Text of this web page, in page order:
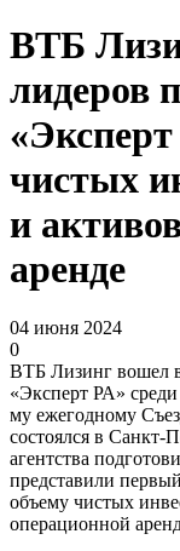
ВТБ
лидеров
чистых
и
аренде
04 июня 2024
0
ВТБ Лизинг вошел
«Эксперт РА»
му ежегодному
состоялся в Санкт-
агентства
представили
объему чистых
операционной